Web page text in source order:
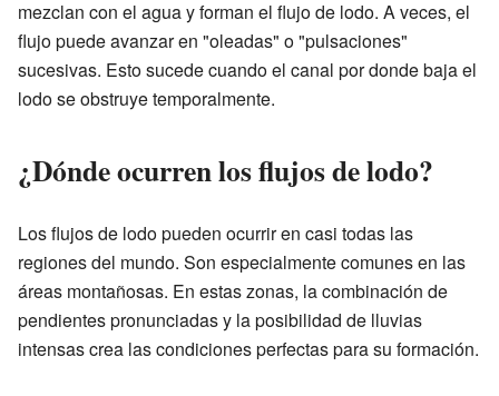
mezclan con el agua y forman el flujo de lodo. A veces, el
flujo puede avanzar en "oleadas" o "pulsaciones"
sucesivas. Esto sucede cuando el canal por donde baja el
lodo se obstruye temporalmente.
¿Dónde ocurren los flujos de lodo?
Los flujos de lodo pueden ocurrir en casi todas las
regiones del mundo. Son especialmente comunes en las
áreas montañosas. En estas zonas, la combinación de
pendientes pronunciadas y la posibilidad de lluvias
intensas crea las condiciones perfectas para su formación.